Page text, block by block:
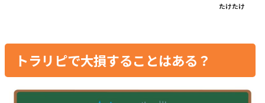
たけたけ
トラリピで大損することはある？